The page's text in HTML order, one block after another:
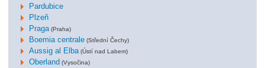
Pardubice
Plzeň
Praga (Praha)
Boemia centrale (Střední Čechy)
Aussig al Elba (Ústí nad Labem)
Oberland (Vysočina)